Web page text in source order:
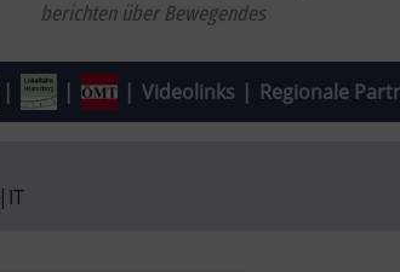
berichten über Bewegendes
| | | Videolinks | Regionale
| IT